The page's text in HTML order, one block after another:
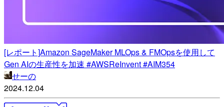
[レポート]Amazon SageMaker MLOps & FMOpsを使用して
Gen AIの生産性を加速 #AWSReInvent #AIM354
せーの
2024.12.04